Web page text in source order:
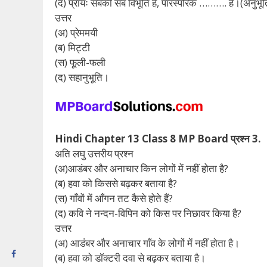
(द) प्रायः सबकी सब विभूति हैं, पारस्परिक ……….
उत्तर
(अ) प्रेममयी
(ब) मिट्टी
(स) फूली-फली
(द) सहानुभूति।
Hindi Chapter 13 Class 8 MP Board प्रश्न 3.
अति लघु उत्तरीय प्रश्न
(अ)आडंबर और अनाचार किन लोगों में नहीं होता है?
(ब) हवा को किससे बढ़कर बताया है?
(स) गाँवों में आँगन तट कैसे होते हैं?
(द) कवि ने नन्दन-विपिन को किस पर निछावर किया है?
उत्तर
(अ) आडंबर और अनाचार गाँव के लोगों में नहीं होता है।
(ब) हवा को डॉक्टरी दवा से बढ़कर बताया है।